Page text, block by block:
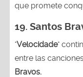
que promete
19. Santos
"Velocidade"
entre las
Bravos.